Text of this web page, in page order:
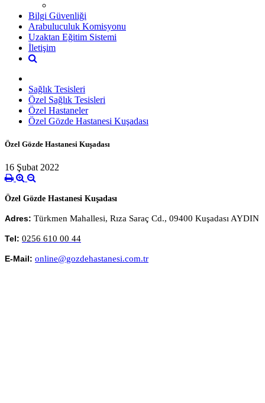
Bilgi Güvenliği
Arabuluculuk Komisyonu
Uzaktan Eğitim Sistemi
İletişim
Sağlık Tesisleri
Özel Sağlık Tesisleri
Özel Hastaneler
Özel Gözde Hastanesi Kuşadası
Özel Gözde Hastanesi Kuşadası
16 Şubat 2022
Özel Gözde Hastanesi Kuşadası
Adres: Türkmen Mahallesi, Rıza Saraç Cd., 09400 Kuşadası AYDIN
Tel: 0256 610 00 44
E-Mail: online@gozdehastanesi.com.tr